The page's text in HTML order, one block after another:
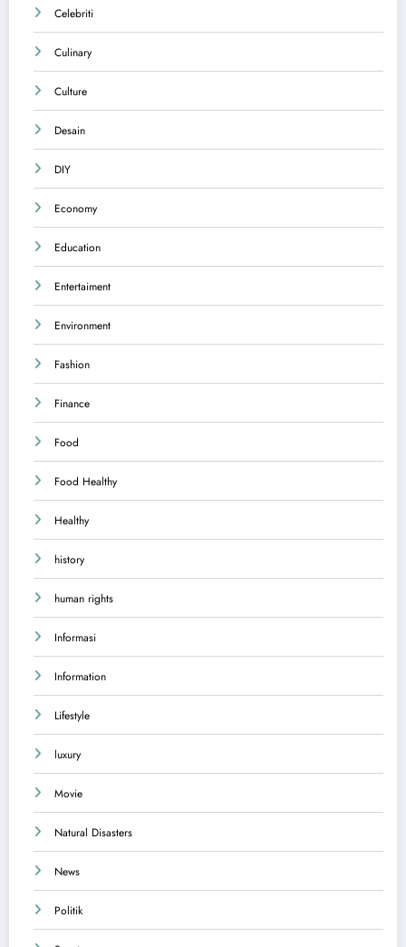
Celebriti
Culinary
Culture
Desain
DIY
Economy
Education
Entertaiment
Environment
Fashion
Finance
Food
Food Healthy
Healthy
history
human rights
Informasi
Information
Lifestyle
luxury
Movie
Natural Disasters
News
Politik